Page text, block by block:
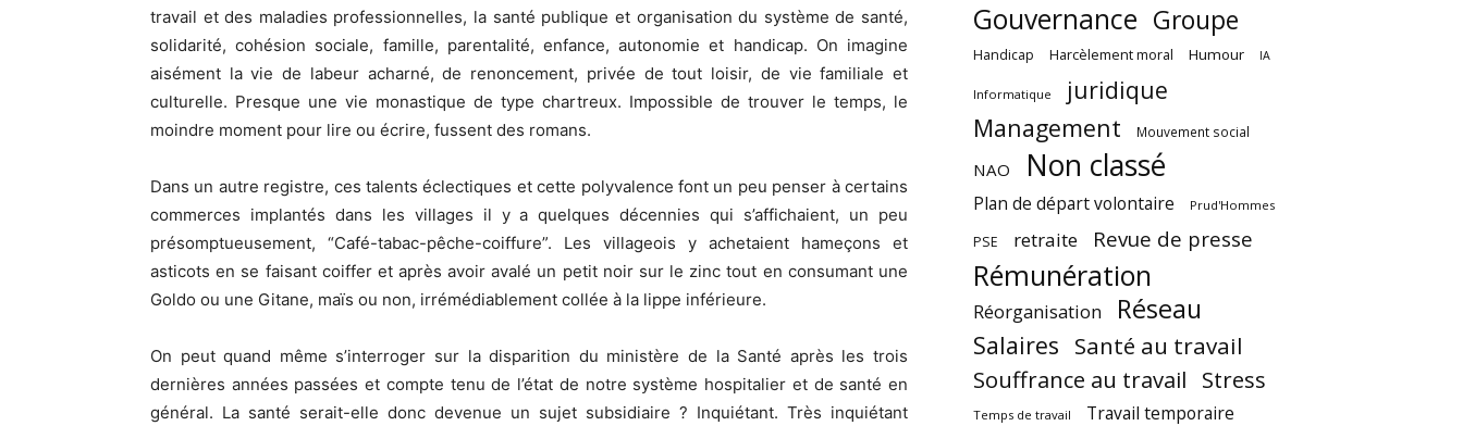
travail et des maladies professionnelles, la santé publique et organisation du système de santé,
solidarité, cohésion sociale, famille, parentalité, enfance, autonomie et handicap. On imagine
aisément la vie de labeur acharné, de renoncement, privée de tout loisir, de vie familiale et
culturelle. Presque une vie monastique de type chartreux. Impossible de trouver le temps, le
moindre moment pour lire ou écrire, fussent des romans.
Dans un autre registre, ces talents éclectiques et cette polyvalence font un peu penser à certains
commerces implantés dans les villages il y a quelques décennies qui s’affichaient, un peu
présomptueusement, “Café-tabac-pêche-coiffure”. Les villageois y achetaient hameçons et
asticots en se faisant coiffer et après avoir avalé un petit noir sur le zinc tout en consumant une
Goldo ou une Gitane, maïs ou non, irrémédiablement collée à la lippe inférieure.
On peut quand même s’interroger sur la disparition du ministère de la Santé après les trois
dernières années passées et compte tenu de l’état de notre système hospitalier et de santé en
général. La santé serait-elle donc devenue un sujet subsidiaire ? Inquiétant. Très inquiétant
Gouvernance Groupe
Handicap Harcèlement moral Humour IA
Informatique
juridique
Management
Mouvement social
NAO Non classé
Plan de départ volontaire Prud'Hommes
PSE retraite Revue de presse
Rémunération
Réorganisation Réseau
Salaires Santé au travail
Souffrance au travail Stress
Temps de travail Travail temporaire